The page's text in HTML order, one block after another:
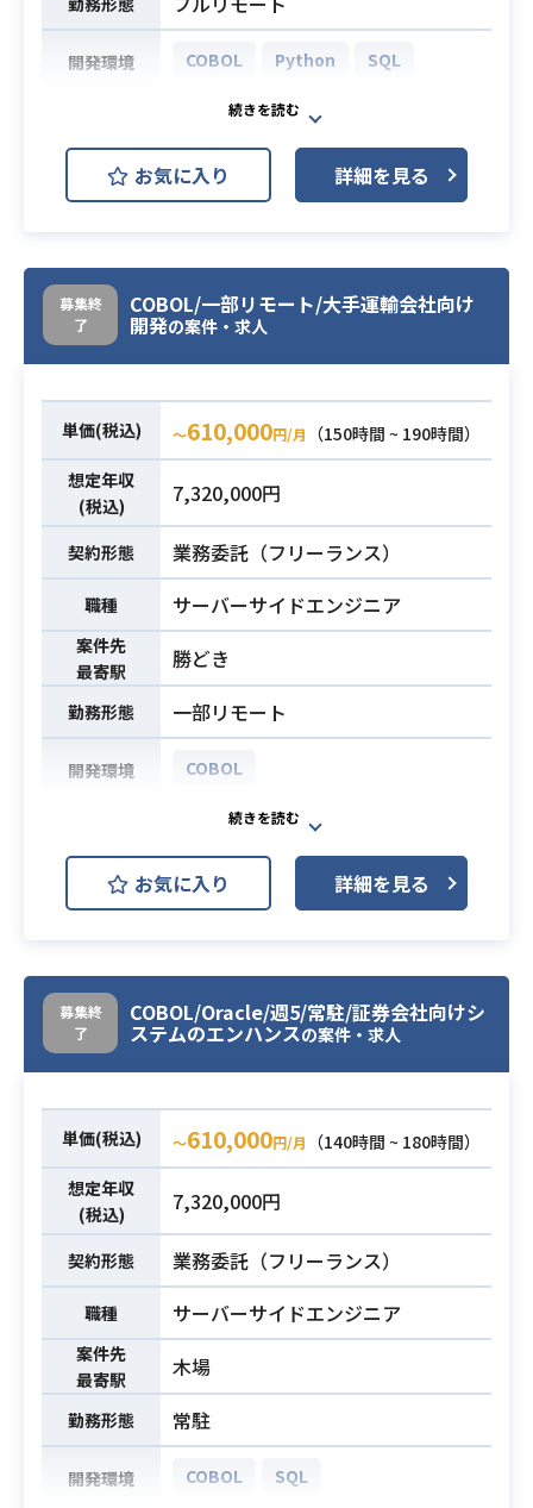
開発環境 COBOL Python SQL
web予約システム刷新プロジェクト
にて
オープン化作業に伴う要員様募集と
なります。
レイスとなり、COBOLからPython
への切り替え作業がメインとなりま
す。
※詳細はご面談時にお話させていた
必須スキル
・Pythonの開発経験
・PostgreSQLの開発経験
・COBOLでの開発経験(コードを読
むことができる方)
※一人称でご対応が可能な方
お気に入り 詳細を見る
募集終
了
COBOL/一部リモート/大手運輸会社向け
開発の案件・求人
単価(税込) 〜610,000円/月
（150時間 ~ 190時間）
想定年収
(税込)
7,320,000円
契約形態 業務委託（フリーランス）
職種 サーバーサイドエンジニア
案件先
最寄駅
勝どき
勤務形態 一部リモート
開発環境 COBOL
業務内容
大手運輸会社向け経理システム開発
案件でございます。
現在一部チームのPG工程が遅れてお
り、
っております。
必須スキル
・COBOLの経験がある方
お気に入り 詳細を見る
募集終
了
COBOL/Oracle/週5/常駐/証券会社向けシ
ステムのエンハンスの案件・求人
単価(税込) 〜610,000円/月
（140時間 ~ 180時間）
想定年収
(税込)
7,320,000円
契約形態 業務委託（フリーランス）
職種 サーバーサイドエンジニア
案件先
最寄駅
木場
勤務形態 常駐
開発環境 COBOL SQL